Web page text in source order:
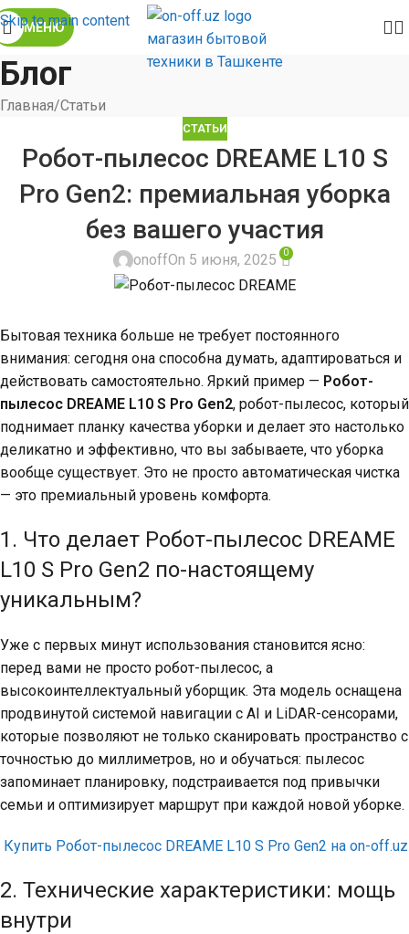
Skip to main content
МЕНЮ
Блог
Главная Статьи
СТАТЬИ
Робот-пылесос DREAME L10 S
Pro Gen2: премиальная уборка
без вашего участия
onoffOn 5 июня, 2025 0
Бытовая техника больше не требует постоянного
внимания: сегодня она способна думать, адаптироваться и
действовать самостоятельно. Яркий пример — Робот-
пылесос DREAME L10 S Pro Gen2, робот-пылесос, который
поднимает планку качества уборки и делает это настолько
деликатно и эффективно, что вы забываете, что уборка
вообще существует. Это не просто автоматическая чистка
— это премиальный уровень комфорта.
1. Что делает Робот-пылесос DREAME
L10 S Pro Gen2 по-настоящему
уникальным?
Уже с первых минут использования становится ясно:
перед вами не просто робот-пылесос, а
высокоинтеллектуальный уборщик. Эта модель оснащена
продвинутой системой навигации с AI и LiDAR-сенсорами,
которые позволяют не только сканировать пространство с
точностью до миллиметров, но и обучаться: пылесос
запоминает планировку, подстраивается под привычки
семьи и оптимизирует маршрут при каждой новой уборке.
Купить Робот-пылесос DREAME L10 S Pro Gen2 на on-off.uz
2. Технические характеристики: мощь
внутри